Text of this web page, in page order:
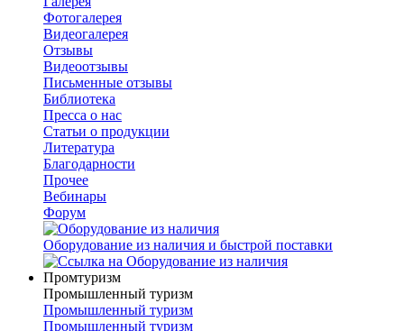
Фотогалерея
Видеогалерея
Отзывы
Видеоотзывы
Письменные отзывы
Библиотека
Пресса о нас
Статьи о продукции
Литература
Благодарности
Прочее
Вебинары
Форум
Оборудование из наличия и быстрой поставки
Промтуризм
Промышленный туризм
Промышленный туризм
Промышленный туризм